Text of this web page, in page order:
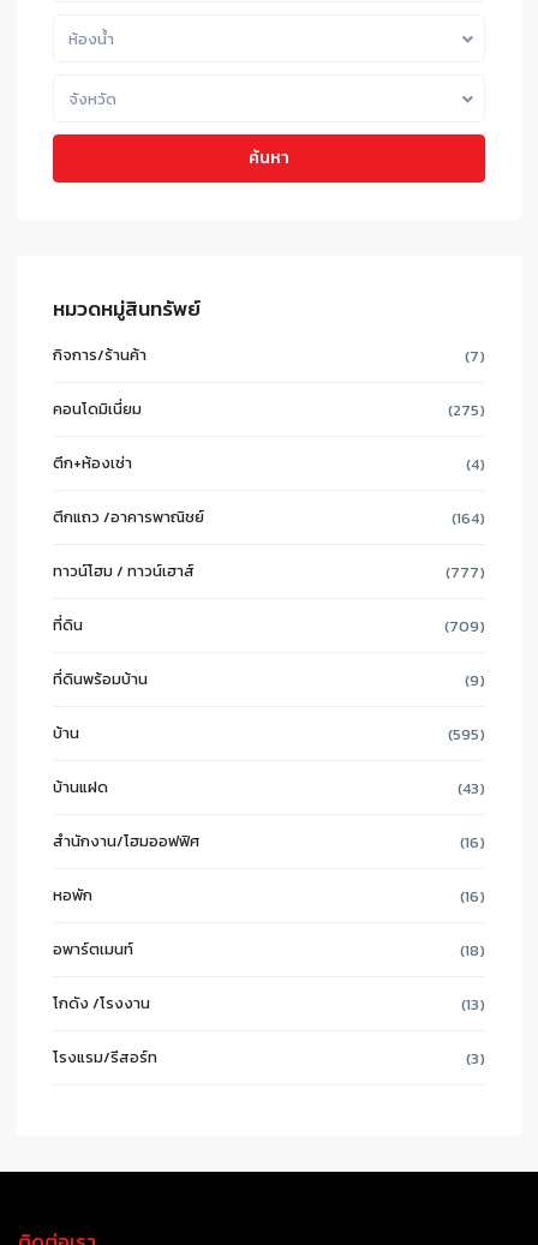
ห้องน้ำ
จังหวัด
ค้นหา
หมวดหมู่สินทรัพย์
กิจการ/ร้านค้า (7)
คอนโดมิเนี่ยม (275)
ตึก+ห้องเช่า (4)
ตึกแถว /อาคารพาณิชย์ (164)
ทาวน์โฮม / ทาวน์เฮาส์ (777)
ที่ดิน (709)
ที่ดินพร้อมบ้าน (9)
บ้าน (595)
บ้านแฝด (43)
สำนักงาน/โฮมออฟฟิศ (16)
หอพัก (16)
อพาร์ตเมนท์ (18)
โกดัง /โรงงาน (13)
โรงแรม/รีสอร์ท (3)